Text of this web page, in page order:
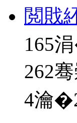
閲戝
165
262
4瀹